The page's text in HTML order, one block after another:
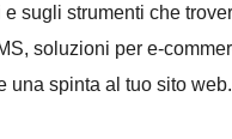
sugli strumenti che
soluzioni per e-
una spinta al tuo sito web.